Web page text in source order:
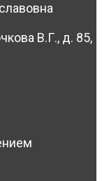
В.Г., д. 85,